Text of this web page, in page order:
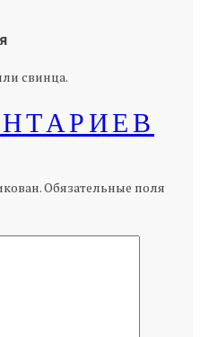
свинца.
Обязательные поля